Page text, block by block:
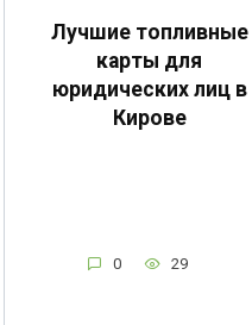
Лучшие топливные
карты для
юридических лиц в
Кирове
0 29